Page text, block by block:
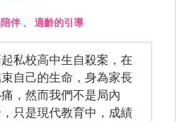
伴 、適齡的引導
私校高中生自殺案，在
自己的生命，身為家長
，然而我們不是局內
只是現代教育中，成績